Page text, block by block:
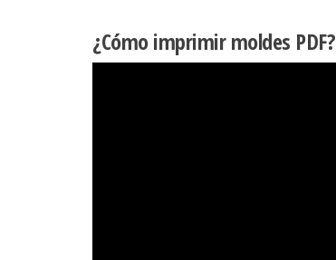
¿Cómo imprimir moldes PDF?